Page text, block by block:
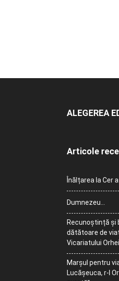
ALEGEREA
Articole
Înălțarea la Cer
Dumnezeu…
Recunoștință și
dătătoare de
Vicariatului Orhei
Marșul pentru
Lucășeuca, r-l